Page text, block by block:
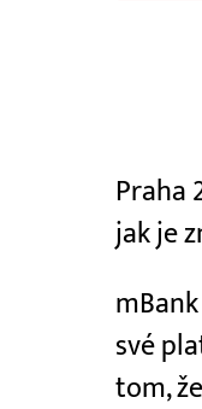
Praha
jak je
své
tom,